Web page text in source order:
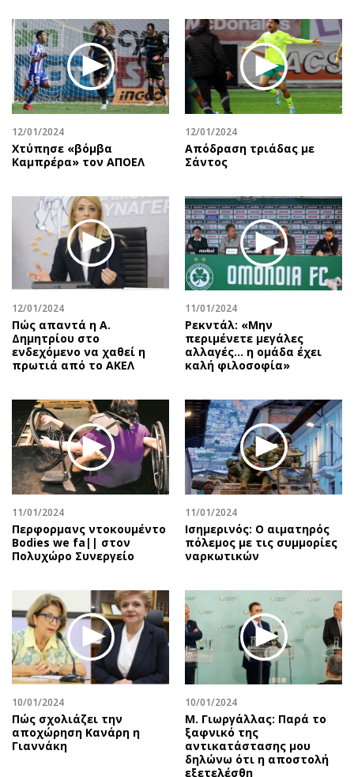
12/01/2024
Χτύπησε «βόμβα
Καμπρέρα» τον ΑΠΟΕΛ
12/01/2024
Απόδραση τριάδας με
Σάντος
12/01/2024
Πώς απαντά η Α.
Δημητρίου στο
ενδεχόμενο να χαθεί η
πρωτιά από το ΑΚΕΛ
11/01/2024
Ρεκντάλ: «Μην
περιμένετε μεγάλες
αλλαγές... η ομάδα έχει
καλή φιλοσοφία»
11/01/2024
Περφορμανς ντοκουμέντο
Bodies we fa|| στον
Πολυχώρο Συνεργείο
11/01/2024
Ισημερινός: O αιματηρός
πόλεμος με τις συμμορίες
ναρκωτικών
10/01/2024
Πώς σχολιάζει την
αποχώρηση Κανάρη η
Γιαννάκη
10/01/2024
Μ. Γιωργάλλας: Παρά το
ξαφνικό της
αντικατάστασης μου
δηλώνω ότι η αποστολή
εξετελέσθη